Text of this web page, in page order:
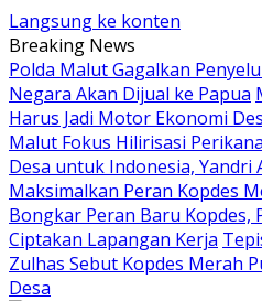
Langsung ke konten
Breaking News
Polda Malut Gagalkan
Negara Akan Dijual ke Papua
Harus Jadi Motor Ekonomi
Malut Fokus Hilirisasi
Desa untuk Indonesia, Yandri
Maksimalkan Peran Kopdes
Bongkar Peran Baru Kopdes,
Ciptakan Lapangan Kerja
Zulhas Sebut Kopdes Merah
Desa